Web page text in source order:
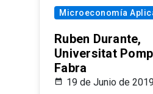
Microeconomía
Ruben Durante,
Universitat
Fabra
19 de Junio de